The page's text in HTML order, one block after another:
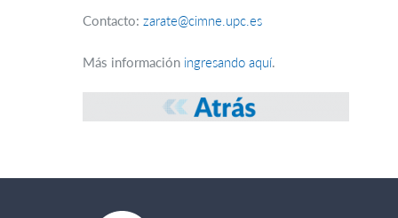
Contacto: zarate@cimne.upc.es
Más información ingresando aquí.